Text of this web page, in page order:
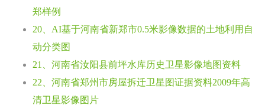
郑样例
20、AI基于河南省新郑市0.5米影像数据的土地利用自
动分类图
21、河南省汝阳县前坪水库历史卫星影像地图资料
22、河南省郑州市房屋拆迁卫星图证据资料2009年高
清卫星影像图片